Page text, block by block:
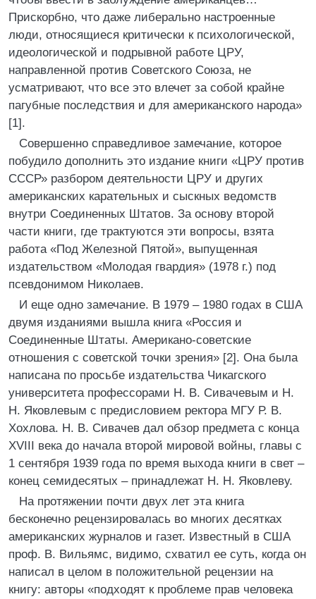
Прискорбно, что даже либерально настроенные
люди, относящиеся критически к психологической,
идеологической и подрывной работе ЦРУ,
направленной против Советского Союза, не
усматривают, что все это влечет за собой крайне
пагубные последствия и для американского народа»
[1].
Совершенно справедливое замечание, которое
побудило дополнить это издание книги «ЦРУ против
СССР» разбором деятельности ЦРУ и других
американских карательных и сыскных ведомств
внутри Соединенных Штатов. За основу второй
части книги, где трактуются эти вопросы, взята
работа «Под Железной Пятой», выпущенная
издательством «Молодая гвардия» (1978 г.) под
псевдонимом Николаев.
И еще одно замечание. В 1979 – 1980 годах в США
двумя изданиями вышла книга «Россия и
Соединенные Штаты. Американо-советские
отношения с советской точки зрения» [2]. Она была
написана по просьбе издательства Чикагского
университета профессорами Н. B. Сивачевым и Н.
Н. Яковлевым с предисловием ректора МГУ Р. В.
Хохлова. Н. В. Сивачев дал обзор предмета с конца
XVIII века до начала второй мировой войны, главы с
1 сентября 1939 года по время выхода книги в свет –
конец семидесятых – принадлежат Н. Н. Яковлеву.
На протяжении почти двух лет эта книга
бесконечно рецензировалась во многих десятках
американских журналов и газет. Известный в США
проф. В. Вильямс, видимо, схватил ее суть, когда он
написал в целом в положительной рецензии на
книгу: авторы «подходят к проблеме прав человека